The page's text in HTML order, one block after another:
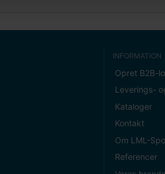
INFORMATION
Opret B2B-
Leverings-
Kataloger
Kontakt
Om LML-
Referencer